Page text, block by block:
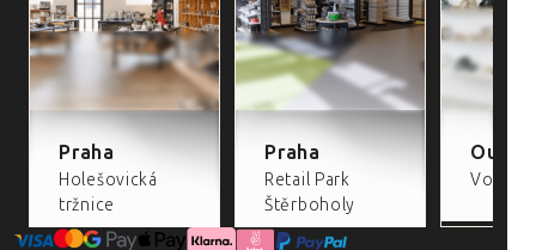
Praha
Holešovická
tržnice
Praha
Retail Park
Štěrboholy
Volta